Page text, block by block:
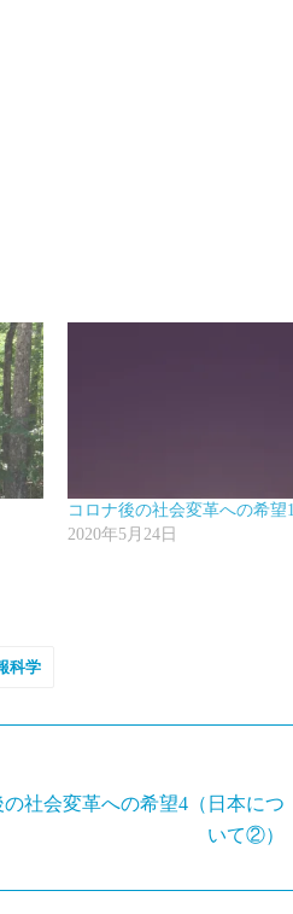
コロナ後の社会変革への希望1
2020年5月24日
科学
の社会変革への希望4（日本につ
いて②）